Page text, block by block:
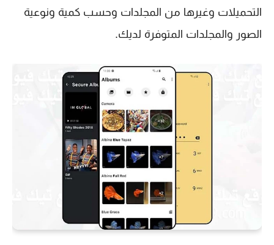
التحميلات وغيرها من المجلدات وحسب كمية ونوعية
الصور والمجلدات المتوفرة لديك.